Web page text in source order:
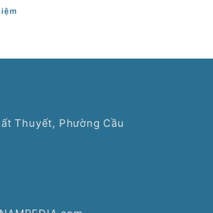
Thuyết, Phường Cầu